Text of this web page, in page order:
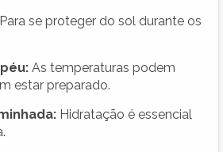
Para se proteger do sol durante os
As temperaturas podem
estar preparado.
Hidratação é essencial